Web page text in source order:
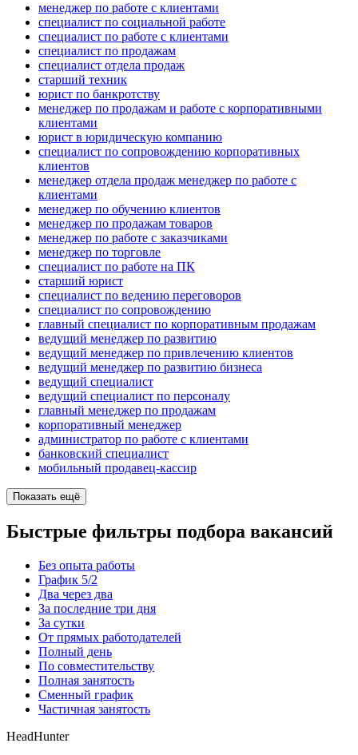
менеджер по работе с клиентами
специалист по социальной работе
специалист по работе с клиентами
специалист по продажам
специалист отдела продаж
старший техник
юрист по банкротству
менеджер по продажам и работе с корпоративными
клиентами
юрист в юридическую компанию
специалист по сопровождению корпоративных
клиентов
менеджер отдела продаж менеджер по работе с
клиентами
менеджер по обучению клиентов
менеджер по продажам товаров
менеджер по работе с заказчиками
менеджер по торговле
специалист по работе на ПК
старший юрист
специалист по ведению переговоров
специалист по сопровождению
главный специалист по корпоративным продажам
ведущий менеджер по развитию
ведущий менеджер по привлечению клиентов
ведущий менеджер по развитию бизнеса
ведущий специалист
ведущий специалист по персоналу
главный менеджер по продажам
корпоративный менеджер
администратор по работе с клиентами
банковский специалист
мобильный продавец-кассир
Показать ещё
Быстрые фильтры подбора вакансий
Без опыта работы
График 5/2
Два через два
За последние три дня
За сутки
От прямых работодателей
Полный день
По совместительству
Полная занятость
Сменный график
Частичная занятость
HeadHunter